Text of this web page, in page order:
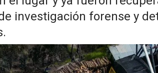
investigación forense y